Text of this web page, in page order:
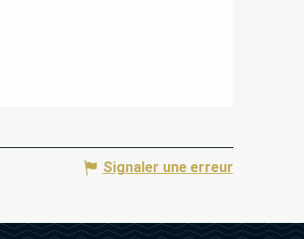
Signaler une erreur